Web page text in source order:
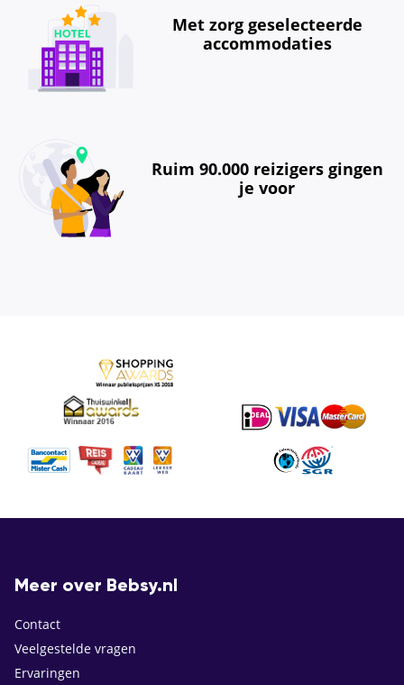
Met zorg geselecteerde
accommodaties
Ruim 90.000 reizigers gingen
je voor
Meer over Bebsy.nl
Contact
Veelgestelde vragen
Ervaringen